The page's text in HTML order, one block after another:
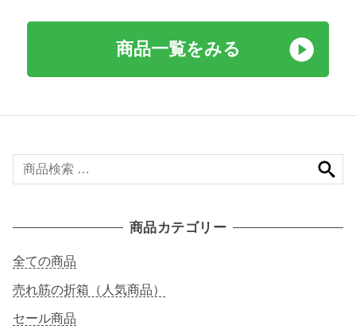
商品一覧をみる
検
索
:
商品カテゴリー
全ての商品
売れ筋の折箱（人気商品）
セール商品